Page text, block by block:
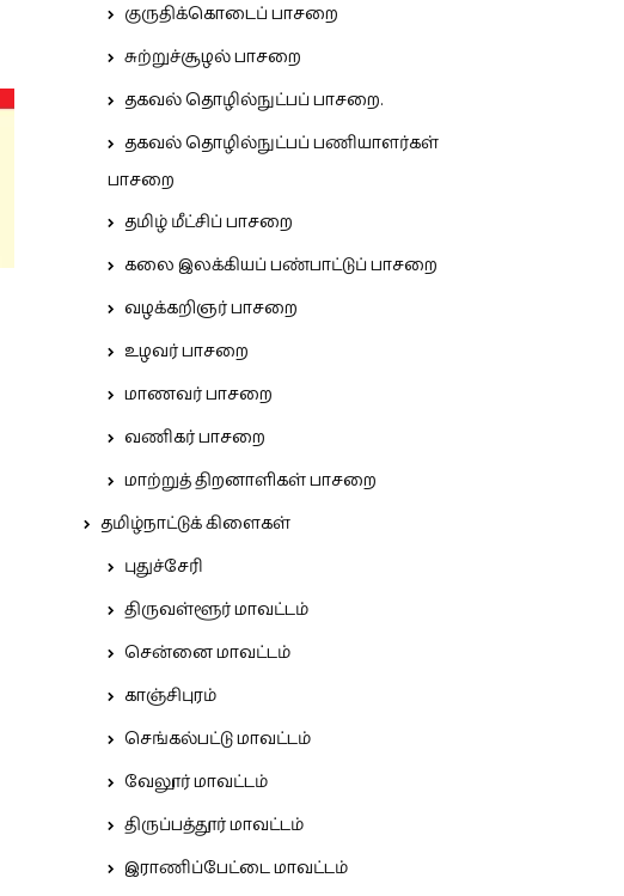
குருதிக்கொடைப் பாசறை
சுற்றுச்சூழல் பாசறை
தகவல் தொழில்நுட்பப் பாசறை.
தகவல் தொழில்நுட்பப் பணியாளர்கள்
பாசறை
தமிழ் மீட்சிப் பாசறை
கலை இலக்கியப் பண்பாட்டுப் பாசறை
வழக்கறிஞர் பாசறை
உழவர் பாசறை
மாணவர் பாசறை
வணிகர் பாசறை
மாற்றுத் திறனாளிகள் பாசறை
தமிழ்நாட்டுக் கிளைகள்
புதுச்சேரி
திருவள்ளூர் மாவட்டம்
சென்னை மாவட்டம்
காஞ்சிபுரம்
செங்கல்பட்டு மாவட்டம்
வேலூர் மாவட்டம்
திருப்பத்தூர் மாவட்டம்
இராணிப்பேட்டை மாவட்டம்